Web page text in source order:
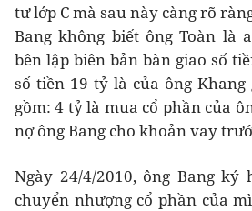
tư lớp C mà sau này càng rõ
Bang không biết ông Toàn là
bên lập biên bản bàn giao số
số tiền 19 tỷ là của ông Khang
gồm: 4 tỷ là mua cổ phần của
nợ ông Bang cho khoản vay
Ngày 24/4/2010, ông Bang ký
chuyển nhượng cổ phần của